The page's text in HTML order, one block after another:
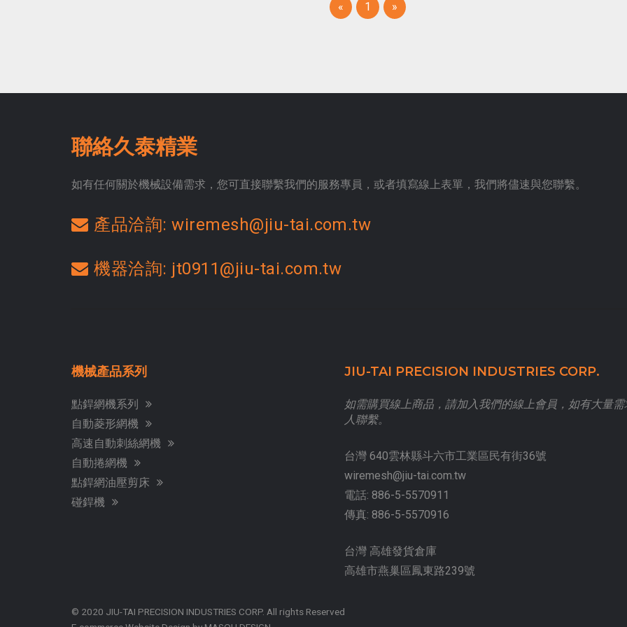
« 1 (current)
»
聯絡久泰精業
如有任何關於機械設備需求，您可直接聯繫我們的服務專員，或者填寫線上表單，我們將儘速與您聯繫。
產品洽詢: wiremesh@jiu-tai.com.tw
機器洽詢: jt0911@jiu-tai.com.tw
機械產品系列
點銲網機系列
自動菱形網機
高速自動刺絲網機
自動捲網機
點銲網油壓剪床
碰銲機
JIU-TAI PRECISION INDUSTRIES CORP.
如需購買線上商品，請加入我們的線上會員，如有大量
人聯繫。
台灣 640雲林縣斗六市工業區民有街36號
wiremesh@jiu-tai.com.tw
電話: 886-5-5570911
傳真: 886-5-5570916
台灣 高雄發貨倉庫
高雄市燕巢區鳳東路239號
© 2020 JIU-TAI PRECISION INDUSTRIES CORP. All rights Reserved